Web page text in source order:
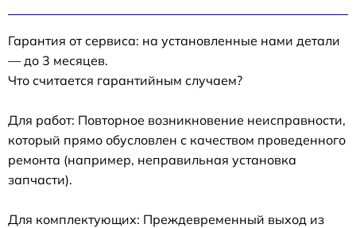
Гарантия от сервиса: на установленные нами детали
— до 3 месяцев.
Что считается гарантийным случаем?
Для работ: Повторное возникновение неисправности,
который прямо обусловлен с качеством проведенного
ремонта (например, неправильная установка
запчасти).
Для комплектующих: Преждевременный выход из